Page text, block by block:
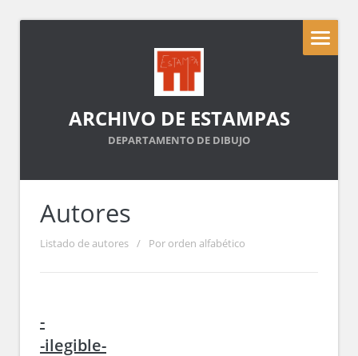
ARCHIVO DE ESTAMPAS
DEPARTAMENTO DE DIBUJO
Autores
Listado de autores / Por orden alfabético
-
-ilegible-